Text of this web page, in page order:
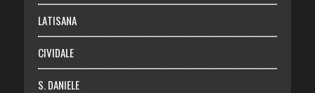
Login
LATISANA
CIVIDALE
S. DANIELE